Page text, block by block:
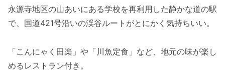
永源寺地区の山あいにある学校を再利用した静かな道の駅
で、国道421号沿いの渓谷ルートがとにかく気持ちいい。
「こんにゃく田楽」や「川魚定食」など、地元の味が楽し
めるレストラン付き。